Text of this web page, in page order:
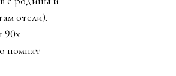
отели).
помнят